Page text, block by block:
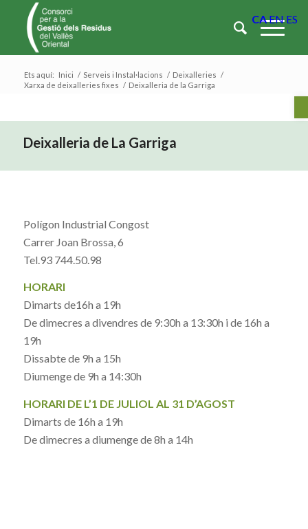
Ets aquí: Inici / Serveis i Instal·lacions / Deixalleries /
Xarxa de deixalleries fixes / Deixalleria de la Garriga
Deixalleria de La Garriga
Polígon Industrial Congost
Carrer Joan Brossa, 6
Tel.93 744.50.98
HORARI
Dimarts de16h a 19h
De dimecres a divendres de 9:30h a 13:30h i de 16h a
19h
Dissabte de 9h a 15h
Diumenge de 9h a 14:30h
HORARI DE L’1 DE JULIOL AL 31 D’AGOST
Dimarts de 16h a 19h
De dimecres a diumenge de 8h a 14h
CAEN ES